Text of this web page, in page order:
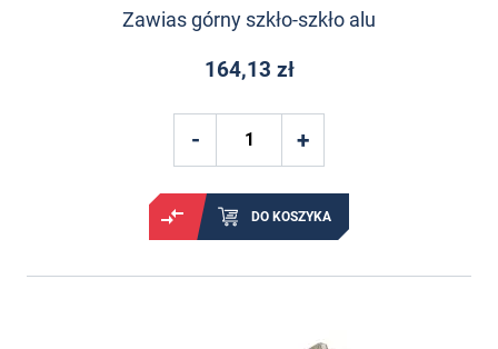
Zawias górny szkło-szkło alu
164,13 zł
DO KOSZYKA